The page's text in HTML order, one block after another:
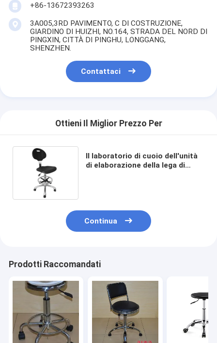
+86-13672393263
3A005,3RD PAVIMENTO, C DI COSTRUZIONE,
GIARDINO DI HUIZHI, NO.164, STRADA DEL NORD DI
PINGXIN, CITTÀ DI PINGHU, LONGGANG,
SHENZHEN.
Contattaci
Ottieni Il Miglior Prezzo Per
Il laboratorio di cuoio dell'unità
di elaborazione della lega di
Continua
Prodotti Raccomandati